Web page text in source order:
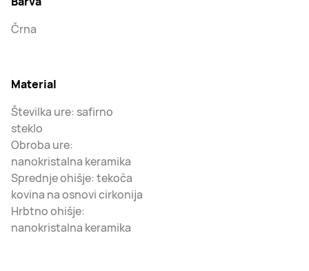
Črna
Material
Številka ure: safirno
steklo
Obroba ure:
nanokristalna keramika
Sprednje ohišje: tekoča
kovina na osnovi cirkonija
Hrbtno ohišje:
nanokristalna keramika